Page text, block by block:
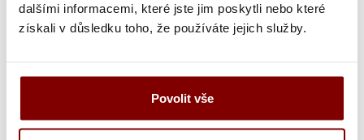
dalšími informacemi, které jste jim poskytli nebo které
získali v důsledku toho, že používáte jejich služby.
Povolit vše
pánska aj dámska (nižšie čísla) bezpečnostná
protišmyková pracovná obuv
dobre udržiavateľná syntetická koža
SRA certifikovaná podľaEN ISO 20347: 2012
kachličky s vodou alebo glycerínom ako lubrikantom